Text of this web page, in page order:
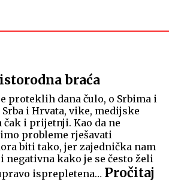
braća
proteklih dana čulo, o Srbima i
i Hrvata, vike, medijske
čak i prijetnji. Kao da ne
probleme rješavati
biti tako, jer zajednička nam
negativna kako je se često želi
isprepletena… Pročitaj